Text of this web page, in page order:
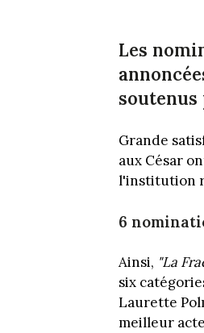
Les
Grande
aux César
l'institution
6
Ainsi, "La
six
Laurette
meilleur